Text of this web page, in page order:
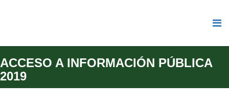
ACCESO A INFORMACIÓN PÚBLICA
2019